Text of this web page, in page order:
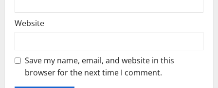
Website
Save my name, email, and website in this
browser for the next time I comment.